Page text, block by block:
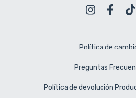
Política de
Preguntas
Política de devolución